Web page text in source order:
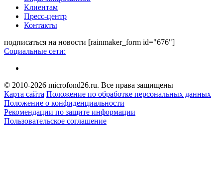
Клиентам
Пресс-центр
Контакты
подписаться на новости [rainmaker_form id="676"]
Социальные сети:
© 2010-2026 microfond26.ru. Все права защищены
Карта сайта Положение по обработке персональных данных
Положение о конфиденциальности
Рекомендации по защите информации
Пользовательское соглашение